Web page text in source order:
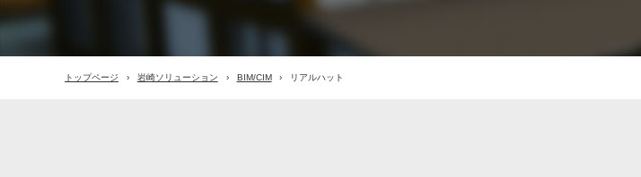
トップページ 岩崎ソリューション BIM/CIM リアルハット